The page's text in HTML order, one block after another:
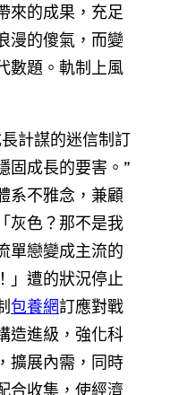
來的成果，充足
漫的傻氣，而變
數題。軌制上風
計謀的迷信制訂
固成長的要害。”
系不雅念，兼顧
灰色？那不是我
單戀變成主流的
」遭的狀況停止
包養網訂應對戰
造進級，強化科
擴展內需，同時
合收集，使經濟